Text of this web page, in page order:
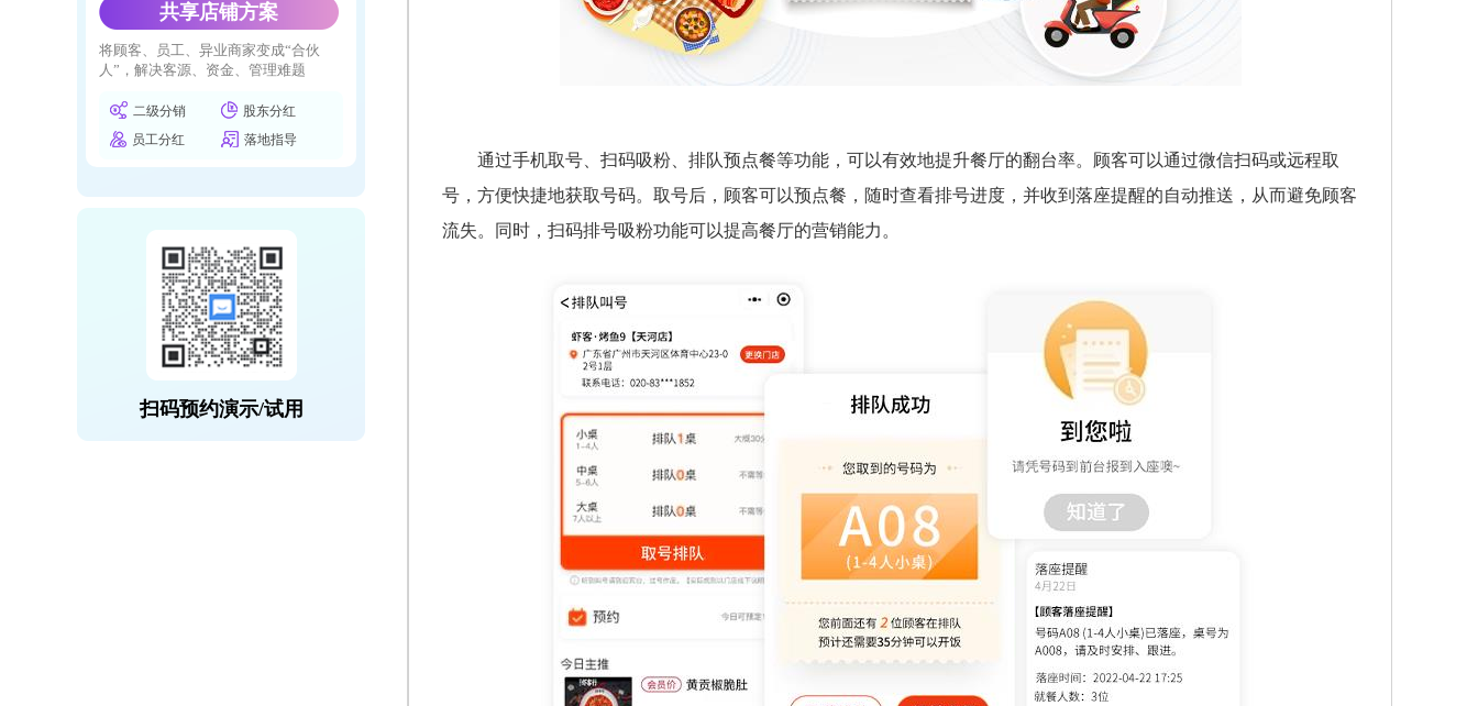
共享店铺方案
将顾客、员工、异业商家变成“合伙
人”，解决客源、资金、管理难题
二级分销
股东分红
员工分红
落地指导
扫码预约演示/试用
通过手机取号、扫码吸粉、排队预点餐等功能，可以有效地提升餐厅的翻台率。顾客可以通过微信扫码或远程取
号，方便快捷地获取号码。取号后，顾客可以预点餐，随时查看排号进度，并收到落座提醒的自动推送，从而避免顾客
流失。同时，扫码排号吸粉功能可以提高餐厅的营销能力。